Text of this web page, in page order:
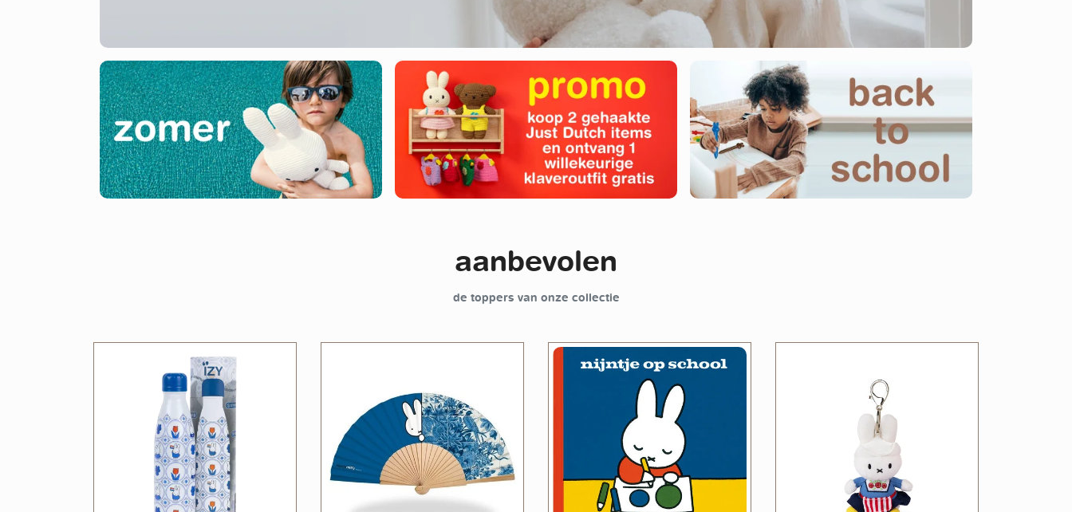
aanbevolen
de toppers van onze collectie